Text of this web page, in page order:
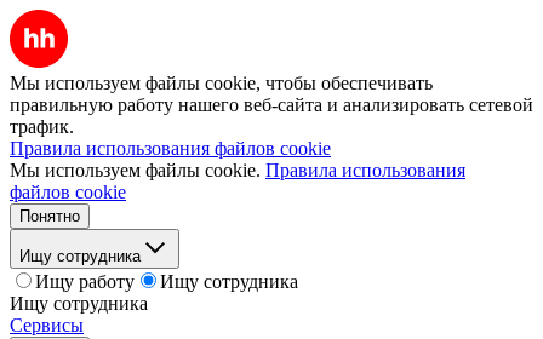
Мы используем файлы cookie, чтобы обеспечивать
правильную работу нашего веб-сайта и анализировать сетевой
трафик.
Правила использования файлов cookie
Мы используем файлы cookie. Правила использования
файлов cookie
Понятно
Ищу сотрудника
Ищу работу
Ищу сотрудника
Ищу сотрудника
Сервисы